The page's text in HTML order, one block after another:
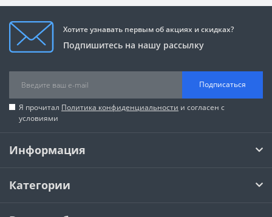
Хотите узнавать первым об акциях и скидках?
Подпишитесь на нашу рассылку
Подписаться
Я прочитал Политика конфиденциальности и согласен с
условиями
Информация
Категории